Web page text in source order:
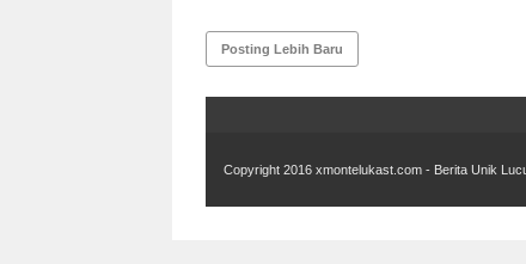
Posting Lebih Baru
Copyright 2016 xmontelukast.com - Berita Unik